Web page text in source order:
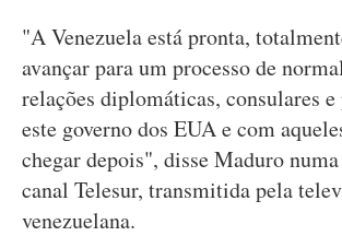
"A Venezuela está pronta,
avançar para um processo de
relações diplomáticas, consulares
este governo dos EUA e com
chegar depois", disse Maduro
canal Telesur, transmitida pela
venezuelana.